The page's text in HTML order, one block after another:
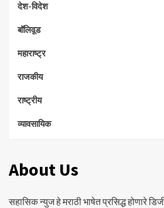
देश-विदेश
बॉलिवूड
महाराष्ट्र
राजकीय
राष्ट्रीय
व्यावसायिक
About Us
सहासिक न्युज हे मराठी भाषेत प्रसिद्ध होणारे